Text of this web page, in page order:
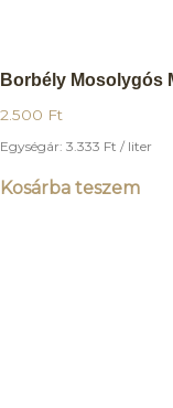
Borbély Mosolygós
2.500 Ft
Egységár: 3.333 Ft / liter
Kosárba teszem